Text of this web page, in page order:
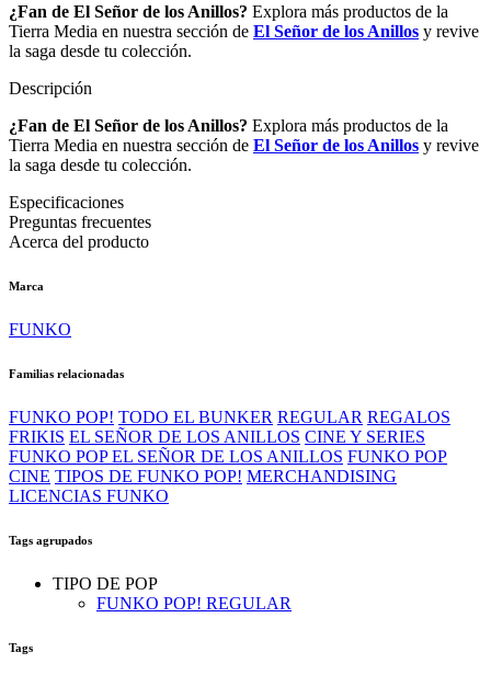
¿Fan de El Señor de los Anillos? Explora más productos de la
Tierra Media en nuestra sección de El Señor de los Anillos y revive
la saga desde tu colección.
Descripción
¿Fan de El Señor de los Anillos? Explora más productos de la
Tierra Media en nuestra sección de El Señor de los Anillos y revive
la saga desde tu colección.
Especificaciones
Preguntas frecuentes
Acerca del producto
Marca
FUNKO
Familias relacionadas
FUNKO POP! TODO EL BUNKER REGULAR REGALOS
FRIKIS EL SEÑOR DE LOS ANILLOS CINE Y SERIES
FUNKO POP EL SEÑOR DE LOS ANILLOS FUNKO POP
CINE TIPOS DE FUNKO POP! MERCHANDISING
LICENCIAS FUNKO
Tags agrupados
TIPO DE POP
FUNKO POP! REGULAR
Tags